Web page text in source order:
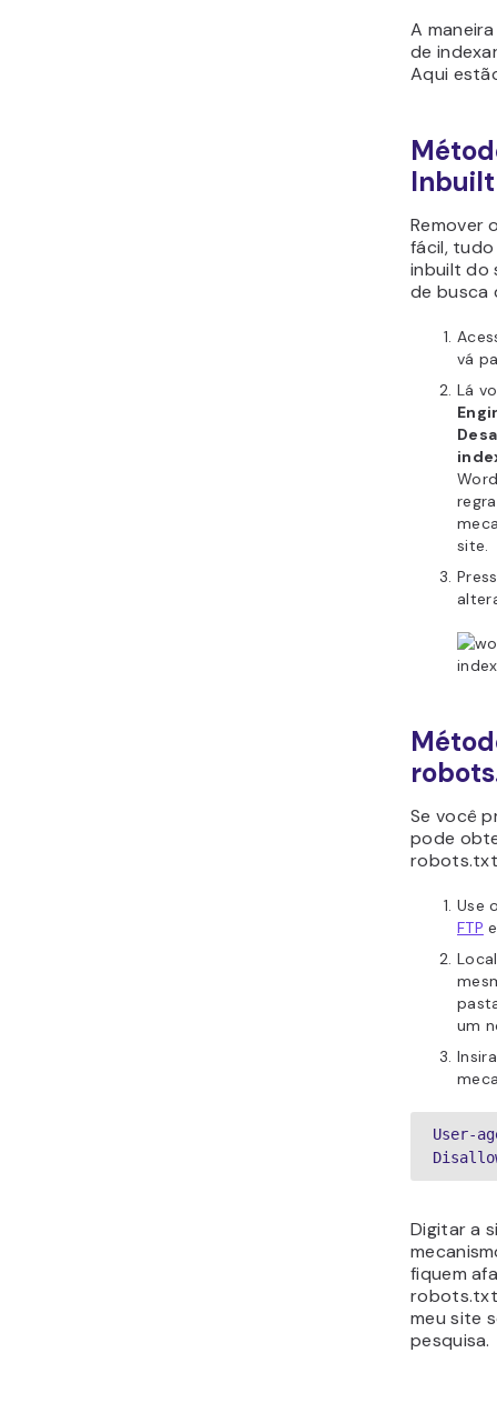
A
de
Aqui
Remover
fácil,
inbuilt do
de busca
vá
Lá
site.
Se você
pode
Use
FTP
um
User-
Digitar a
fiquem
robots.txt
meu site
pesquisa.